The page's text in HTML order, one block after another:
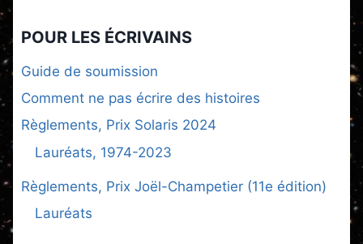
POUR LES ÉCRIVAINS
Guide de soumission
Comment ne pas écrire des histoires
Règlements, Prix Solaris 2024
Lauréats, 1974-2023
Règlements, Prix Joël-Champetier (11e édition)
Lauréats